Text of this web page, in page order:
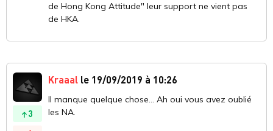
de Hong Kong Attitude" leur support ne vient pas
de HKA.
3
Kraaal le 19/09/2019 à 10:26
Il manque quelque chose... Ah oui vous avez oublié
les NA.